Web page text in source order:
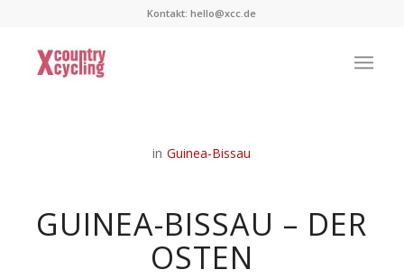
Kontakt:hello@xcc.de
in Guinea-Bissau
GUINEA-BISSAU – DER
OSTEN